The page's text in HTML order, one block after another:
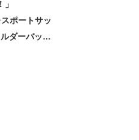
」
ポートサッ
ダーバッ